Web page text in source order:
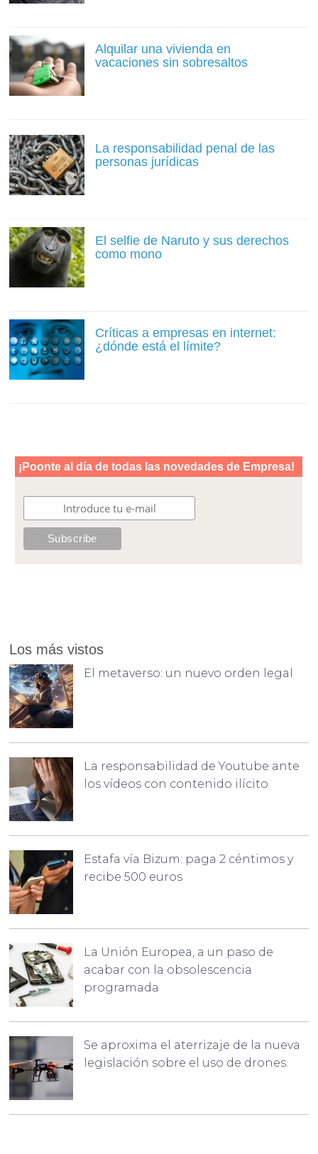
Alquilar una vivienda en
vacaciones sin sobresaltos
La responsabilidad penal de las
personas jurídicas
El selfie de Naruto y sus derechos
como mono
Críticas a empresas en internet:
¿dónde está el límite?
Los más vistos
El metaverso: un nuevo orden legal
La responsabilidad de Youtube ante
los vídeos con contenido ilícito
Estafa vía Bizum: paga 2 céntimos y
recibe 500 euros
La Unión Europea, a un paso de
acabar con la obsolescencia
programada
Se aproxima el aterrizaje de la nueva
legislación sobre el uso de drones.